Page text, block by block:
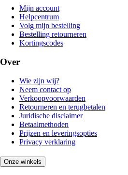
Mijn account
Helpcentrum
Volg mijn bestelling
Bestelling retourneren
Kortingscodes
Over
Wie zijn wij?
Neem contact op
Verkoopvoorwaarden
Retourneren en terugbetalen
Juridische disclaimer
Betaalmethoden
Prijzen en leveringsopties
Privacy verklaring
Onze winkels